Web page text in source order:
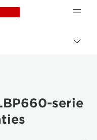
Canon Logo, back
serie